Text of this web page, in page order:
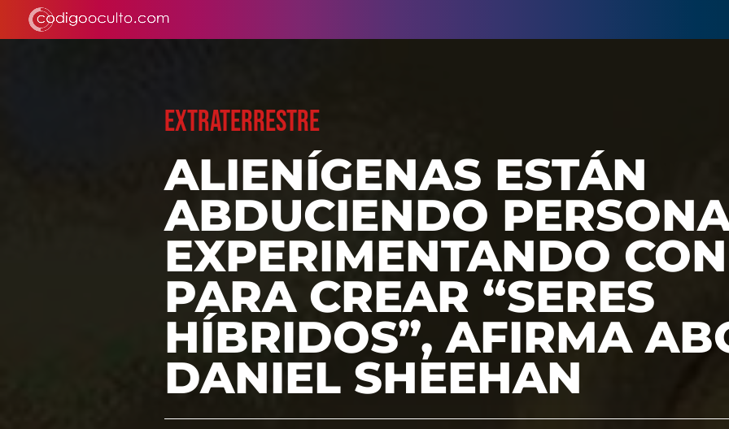
EXTRATERRESTRE
ALIENÍGENAS ESTÁN
ABDUCIENDO
EXPERIMENTANDO
PARA CREAR “SERES
HÍBRIDOS”, AFIRMA
DANIEL SHEEHAN